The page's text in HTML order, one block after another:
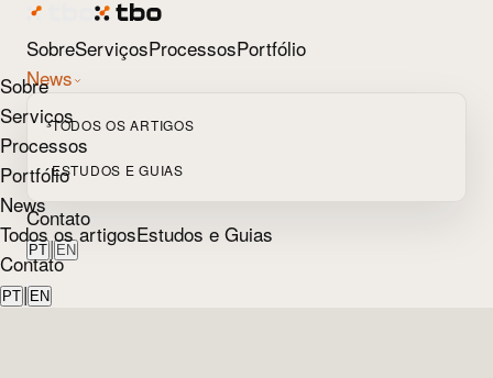
SobreServiçosProcessosPortfólio
News
TODOS OS ARTIGOS
ESTUDOS E GUIAS
Contato
PT | EN
Sobre
Serviços
Processos
Portfólio
News
Todos os artigosEstudos e Guias
Contato
PT | EN